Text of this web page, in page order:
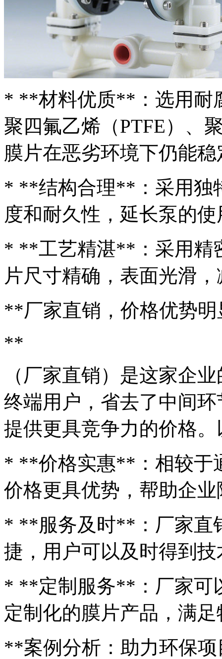
* **材料优质**：选用耐
聚四氟乙烯（PTFE）、
膜片在恶劣环境下仍能
* **结构合理**：采用独
度和耐久性，延长泵的
* **工艺精湛**：采用精
片尺寸精确，表面光滑
**厂家直销，价格优势明
**
（厂家直销）是这家企
终端用户，省去了中间
提供更具竞争力的价格
* **价格实惠**：相较于
价格更具优势，帮助企
* **服务及时**：厂家直
捷，用户可以及时得到
* **定制服务**：厂家可
定制化的膜片产品，满
**案例分析：助力环保项